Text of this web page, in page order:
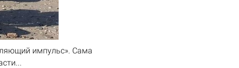
импульс». Сама